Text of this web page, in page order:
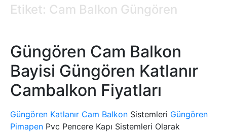
Etiket: Cam Balkon Güngören
Güngören Cam Balkon
Bayisi Güngören Katlanır
Cambalkon Fiyatları
Güngören Katlanır Cam Balkon Sistemleri Güngören
Pimapen Pvc Pencere Kapı Sistemleri Olarak